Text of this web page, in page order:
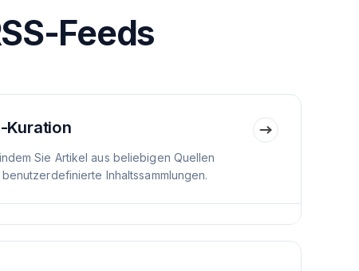
Feeds
Kuration
Sie Artikel aus beliebigen Quellen
Inhaltssammlungen.